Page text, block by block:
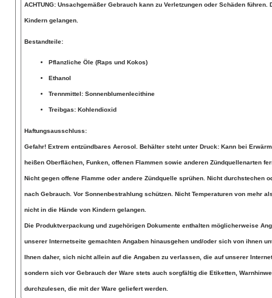
ACHTUNG: Unsachgemäßer Gebrauch kann zu Verletzungen oder Schäden führen.
Kindern gelangen.
Bestandteile:
Pflanzliche Öle (Raps und Kokos)
Ethanol
Trennmittel: Sonnenblumenlecithine
Treibgas: Kohlendioxid
Haftungsausschluss:
Gefahr! Extrem entzündbares Aerosol. Behälter steht unter Druck: Kann bei
heißen Oberflächen, Funken, offenen Flammen sowie anderen Zündquellenarten
Nicht gegen offene Flamme oder andere Zündquelle sprühen. Nicht durchstechen
nach Gebrauch. Vor Sonnenbestrahlung schützen. Nicht Temperaturen von mehr
nicht in die Hände von Kindern gelangen.
Die Produktverpackung und zugehörigen Dokumente enthalten möglicherweise
unserer Internetseite gemachten Angaben hinausgehen und/oder sich von ihnen
Ihnen daher, sich nicht allein auf die Angaben zu verlassen, die auf unserer
sondern sich vor Gebrauch der Ware stets auch sorgfältig die Etiketten,
durchzulesen, die mit der Ware geliefert werden.